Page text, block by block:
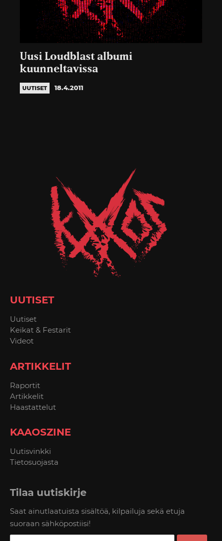
Uusi Loudblast albumi
kuunneltavissa
UUTISET 18.4.2011
UUTISET
Uutiset
Keikat & Festarit
Videot
ARTIKKELIT
Raportit
Artikkelit
Haastattelut
KAAOSZINE
Uutisvinkki
Tietosuojasta
Tilaa uutiskirje
Saat ainutlaatuista sisältöä, kilpailuja sekä etuja
suoraan sähköpostiisi!